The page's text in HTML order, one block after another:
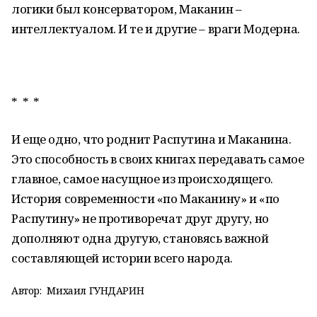
логики был консерватором, Маканин –
интеллектуалом. И те и другие – враги Модерна.
* * *
И еще одно, что роднит Распутина и Маканина.
Это способность в своих книгах передавать самое
главное, самое насущное из происходящего.
История современности «по Маканину» и «по
Распутину» не противоречат друг другу, но
дополняют одна другую, становясь важной
составляющей истории всего народа.
Автор: Михаил ГУНДАРИН